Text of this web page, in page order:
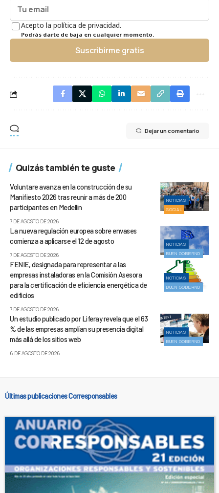
Acepto la política de privacidad.
Podrás darte de baja en cualquier momento.
Suscribirme gratis
Dejar un comentario
Quizás también te guste
NOTICIAS
SOCIAL
Voluntare avanza en la construcción de su
Manifiesto 2026 tras reunir a más de 200
participantes en Medellín
7 DE AGOSTO DE 2026
NOTICIAS
BUEN GOBIERNO
La nueva regulación europea sobre envases
comienza a aplicarse el 12 de agosto
7 DE AGOSTO DE 2026
NOTICIAS
BUEN GOBIERNO
FENIE, designada para representar a las
empresas instaladoras en la Comisión Asesora
para la certificación de eficiencia energética de
edificios
7 DE AGOSTO DE 2026
NOTICIAS
BUEN GOBIERNO
Un estudio publicado por Liferay revela que el 63
% de las empresas amplían su presencia digital
más allá de los sitios web
6 DE AGOSTO DE 2026
Últimas publicaciones Corresponsables